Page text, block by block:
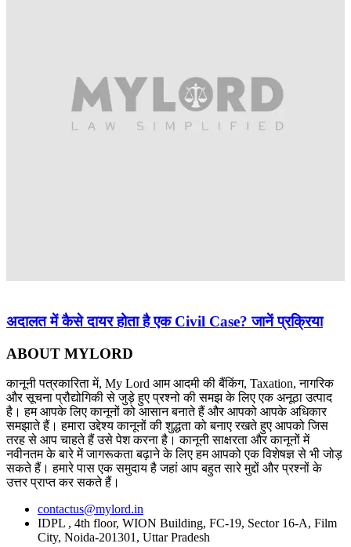
अदालत में कैसे दायर होता है एक Civil Case? जानें प्रक्रिया
ABOUT MYLORD
कानूनी पत्रकारिता में, My Lord आम आदमी की बैंकिंग, Taxation, नागरिक
और सूचना प्रौद्योगिकी से जुड़े हुए प्रश्नो की समझ के लिए एक अनूठा उत्पाद
है। हम आपके लिए कानूनों को आसान बनाते हैं और आपको आपके अधिकार
समझाते हैं। हमारा उद्देश्य कानूनों की शुद्धता को बनाए रखते हुए आपको जिस
तरह से आप चाहते हैं उसे पेश करना है। कानूनी साक्षरता और कानूनों में
नवीनतम के बारे में जागरूकता बढ़ाने के लिए हम आपको एक विशेषज्ञ से भी जोड़
सकते हैं। हमारे पास एक समुदाय है जहां आप बहुत सारे मुद्दों और प्रश्नों के
उत्तर प्राप्त कर सकते हैं।
contactus@mylord.in
IDPL , 4th floor, WION Building, FC-19, Sector 16-A, Film
City, Noida-201301, Uttar Pradesh